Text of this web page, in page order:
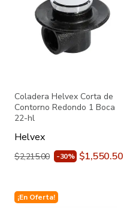
Coladera Helvex Corta de
Contorno Redondo 1 Boca
22-hl
Helvex
$2,215.00 -30% $1,550.50
¡En Oferta!